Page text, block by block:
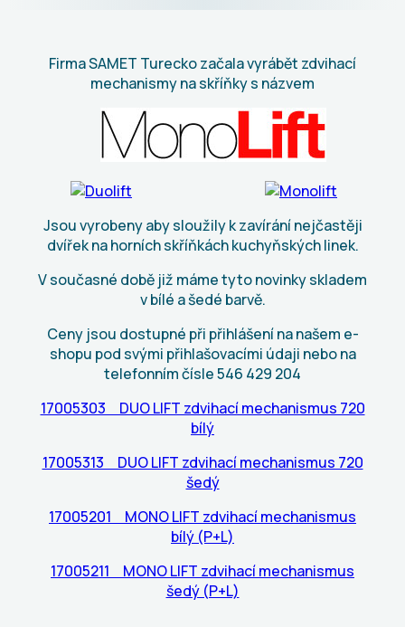
Firma SAMET Turecko začala vyrábět zdvihací
mechanismy na skříňky s názvem
Jsou vyrobeny aby sloužily k zavírání nejčastěji
dvířek na horních skříňkách kuchyňských linek.
V současné době již máme tyto novinky skladem
v bílé a šedé barvě.
Ceny jsou dostupné při přihlášení na našem e-
shopu pod svými přihlašovacími údaji nebo na
telefonním čísle 546 429 204
17005303 DUO LIFT zdvihací mechanismus 720
bílý
17005313 DUO LIFT zdvihací mechanismus 720
šedý
17005201 MONO LIFT zdvihací mechanismus
bílý (P+L)
17005211 MONO LIFT zdvihací mechanismus
šedý (P+L)